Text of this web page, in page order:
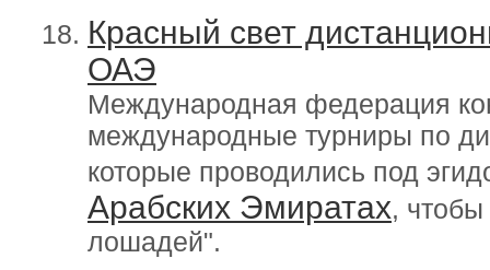
Красный свет
ОАЭ
Международная федерация
международные турниры по
которые проводились под
Арабских Эмиратах, чтобы
лошадей".